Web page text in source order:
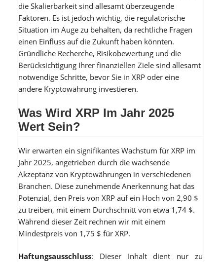
die Skalierbarkeit sind allesamt überzeugende
Faktoren. Es ist jedoch wichtig, die regulatorische
Situation im Auge zu behalten, da rechtliche Fragen
einen Einfluss auf die Zukunft haben könnten.
Gründliche Recherche, Risikobewertung und die
Berücksichtigung Ihrer finanziellen Ziele sind allesamt
notwendige Schritte, bevor Sie in XRP oder eine
andere Kryptowährung investieren.
Was Wird XRP Im Jahr 2025
Wert Sein?
Wir erwarten ein signifikantes Wachstum für XRP im
Jahr 2025, angetrieben durch die wachsende
Akzeptanz von Kryptowährungen in verschiedenen
Branchen. Diese zunehmende Anerkennung hat das
Potenzial, den Preis von XRP auf ein Hoch von 2,90 $
zu treiben, mit einem Durchschnitt von etwa 1,74 $.
Während dieser Zeit rechnen wir mit einem
Mindestpreis von 1,75 $ für XRP.
Haftungsausschluss: Dieser Inhalt dient nur zu